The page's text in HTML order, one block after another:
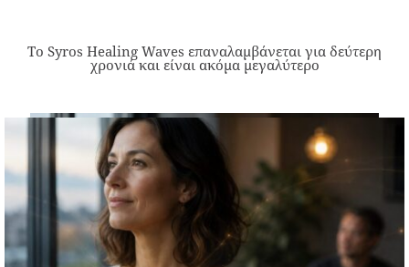
Το Syros Healing Waves επαναλαμβάνεται για δεύτερη
χρονιά και είναι ακόμα μεγαλύτερο